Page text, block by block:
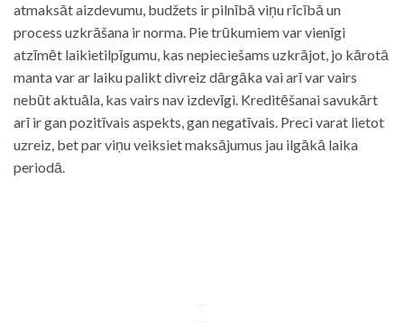
atmaksāt aizdevumu, budžets ir pilnībā viņu rīcībā un
process uzkrāšana ir norma. Pie trūkumiem var vienīgi
atzīmēt laikietilpīgumu, kas nepieciešams uzkrājot, jo kārotā
manta var ar laiku palikt divreiz dārgāka vai arī var vairs
nebūt aktuāla, kas vairs nav izdevīgi. Kreditēšanai savukārt
arī ir gan pozitīvais aspekts, gan negatīvais. Preci varat lietot
uzreiz, bet par viņu veiksiet maksājumus jau ilgākā laika
periodā.